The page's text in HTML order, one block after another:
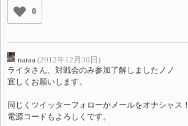
0
naraa (2012年12月30日)
ライタさん、対戦会のみ参加了解しましたノノ
宜しくお願いします。
同じくツイッターフォローかメールをオナシャス！
電源コードもよろしくです。